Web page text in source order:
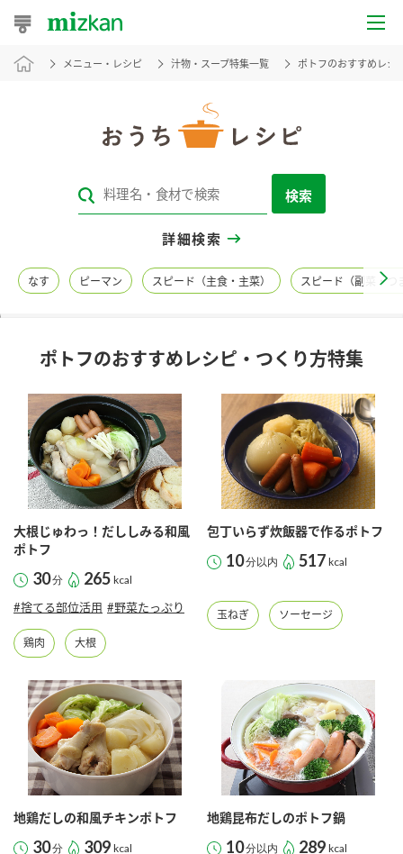
おうちレシピ
レシピカテゴリ一覧
レシピ名特集
商品情報
商品カテゴリ
酢 調味酢
鍋用調味料
つゆ たれ
スープ 中華
クイック調味料 レモン果汁
新商品一覧
キャンペーン情報
ブランド・スペシャルサイト
Fibee（ファイビー）
くらしプラ酢
カンタン酢
お酢ドリンク
味ぽん
企業情報
ミツカングループについて
企業理念
ミツカンの歴史
ミツカンを知る
環境への取り組み
採用情報
メニュー・レシピ 汁物・スープ特集一覧 ポトフのおすすめレシ
検索
詳細検索
なす ピーマン スピード（主食・主菜） スピード（副菜・つ
ポトフのおすすめレシピ・つくり方特集
大根じゅわっ！だししみる和風
ポトフ
30分 265 kcal
#捨てる部位活用 #野菜たっぷり
鶏肉 大根
包丁いらず炊飯器で作るポトフ
10分以内 517 kcal
玉ねぎ ソーセージ
地鶏だしの和風チキンポトフ
30分 309 kcal
地鶏昆布だしのポトフ鍋
10分以内 289 kcal